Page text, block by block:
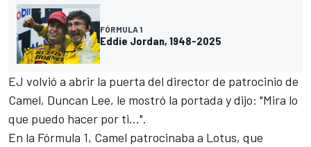
FÓRMULA 1
Eddie Jordan, 1948-2025
EJ volvió a abrir la puerta del director de patrocinio de
Camel, Duncan Lee, le mostró la portada y dijo: "Mira lo
que puedo hacer por ti...".
En la Fórmula 1, Camel patrocinaba a Lotus, que